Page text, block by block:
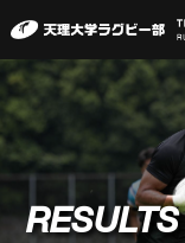
RESULTS